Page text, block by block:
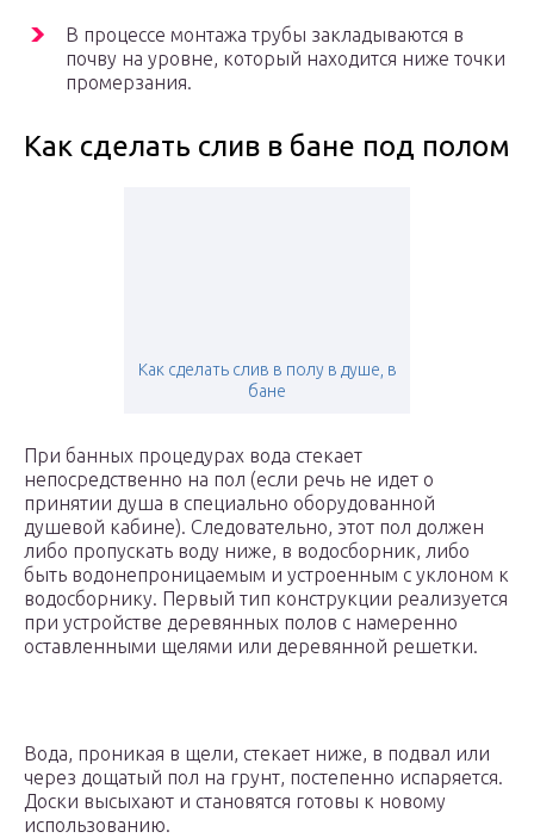
В процессе монтажа трубы закладываются в
почву на уровне, который находится ниже точки
промерзания.
Как сделать слив в бане под полом
Как сделать слив в полу в душе, в
бане
При банных процедурах вода стекает
непосредственно на пол (если речь не идет о
принятии душа в специально оборудованной
душевой кабине). Следовательно, этот пол должен
либо пропускать воду ниже, в водосборник, либо
быть водонепроницаемым и устроенным с уклоном к
водосборнику. Первый тип конструкции реализуется
при устройстве деревянных полов с намеренно
оставленными щелями или деревянной решетки.
Вода, проникая в щели, стекает ниже, в подвал или
через дощатый пол на грунт, постепенно испаряется.
Доски высыхают и становятся готовы к новому
использованию.